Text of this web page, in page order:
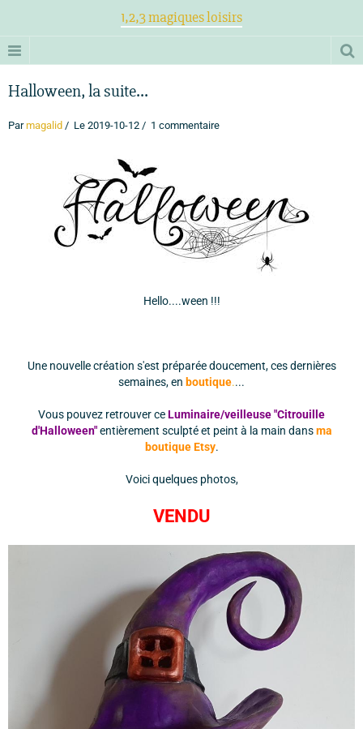
1,2,3 magiques loisirs
Halloween, la suite...
Parmagalid Le 2019-10-12 1 commentaire
Hello....ween !!!
Une nouvelle création s'est préparée doucement, ces dernières
semaines, en boutique....
Vous pouvez retrouver ceLuminaire/veilleuse "Citrouille
d'Halloween" entièrement sculpté et peint à la main dansma
boutique Etsy.
Voici quelques photos,
VENDU